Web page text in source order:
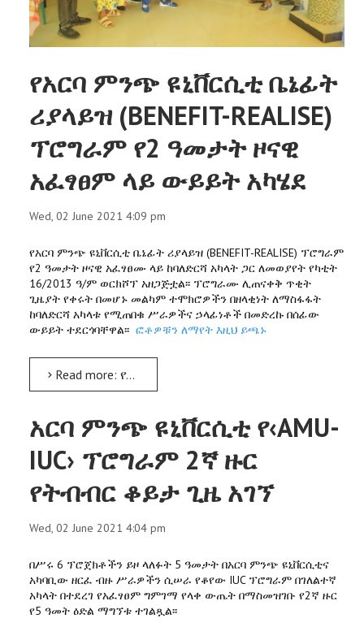
የአርባ ምንጭ ዩኒቨርሲቲ ቤኔፊት
ሪያላይዝ (BENEFIT-REALISE)
ፕሮግራም የ2 ዓመታት ዞናዊ
አፈፃፀም ላይ ውይይት አካሄደ
Wed, 02 June 2021 4:09 pm
የአርባ ምንጭ ዩኒቨርሲቲ ቤኔፊት ሪያላይዝ (BENEFIT-REALISE) ፕሮግራም
የ2 ዓመታት ዞናዊ አፈፃፀሙ ላይ ከባለድርሻ አካላት ጋር ለመወያየት የካቲት
16/2013 ዓ/ም ወርክሾፕ አዘጋጅቷል፡፡ ፕሮግራሙ ሊጠናቀቅ ጥቂት
ጊዜያት የቀሩት በመሆኑ መልካም ተሞክሮዎችን በዘላቂነት ለማስፋፋት
ከባለድርሻ አካላቱ የሚጠበቁ ሥራዎችና ኃላፊነቶች በመድረኩ በሰፊው
ውይይት ተደርጎባቸዋል፡፡ ፎቶዎቹን ለማየት እዚህ ይጫኑ
Read more: የአርባ ምንጭ ዩኒቨርሲቲ ቤኔፊት ሪያላይዝ (BENEFIT-REALISE) ፕሮግራም የ2 ዓመታት ዞናዊ አፈፃፀም ላይ ውይይት አካሄደ
አርባ ምንጭ ዩኒቨርሲቲ የ‹AMU-
IUC› ፕሮግራም 2ኛ ዙር
የትብብር ቆይታ ጊዜ አገኘ
Wed, 02 June 2021 4:04 pm
በሥሩ 6 ፕሮጀክቶችን ይዞ ላለፉት 5 ዓመታት በአርባ ምንጭ ዩኒቨርሲቲና
አካባቢው ዘርፈ ብዙ ሥራዎችን ሲሠራ የቆየው IUC ፕሮግራም በገለልተኛ
አካላት በተደረገ የአፈፃፀም ግምገማ የላቀ ውጤት በማስመዝገቡ የ2ኛ ዙር
የ5 ዓመት ዕድል ማግኘቱ ተገልጿል፡፡